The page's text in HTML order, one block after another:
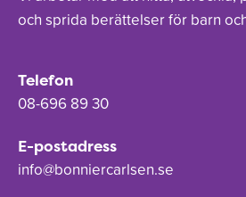
och sprida berättelser för barn
Telefon
08-696 89 30
E-postadress
info@bonniercarlsen.se